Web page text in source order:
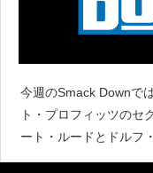
今週のSmack Downで
ト・プロフィッツのセ
ート・ルードとドルフ
して土曜日午前中に放